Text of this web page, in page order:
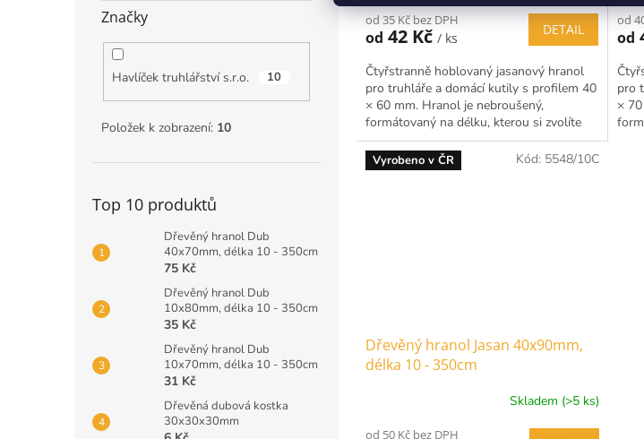
Značky
Havlíček truhlářství s.r.o. 10
Položek k zobrazení: 10
Top 10 produktů
Dřevěný hranol Dub
40x70mm, délka 10 - 350cm
75 Kč
Dřevěný hranol Dub
10x80mm, délka 10 - 350cm
35 Kč
Dřevěný hranol Dub
10x70mm, délka 10 - 350cm
31 Kč
Dřevěná dubová kostka
30x30x30mm
od 35 Kč bez DPH
od 42 Kč / ks
DETAIL
Čtyřstranně hoblovaný jasanový hranol
pro truhláře a domácí kutily s profilem 40
× 60 mm. Hranol je nebroušený,
formátovaný na délku, kterou si zvolíte
rozbalením možností...
od
od
pro
×
Vyrobeno v ČR
Dřevěný hranol Jasan 40x90mm,
délka 10 - 350cm
Skladem (>5 ks)
od 50 Kč bez DPH
Kód: 5548/10C